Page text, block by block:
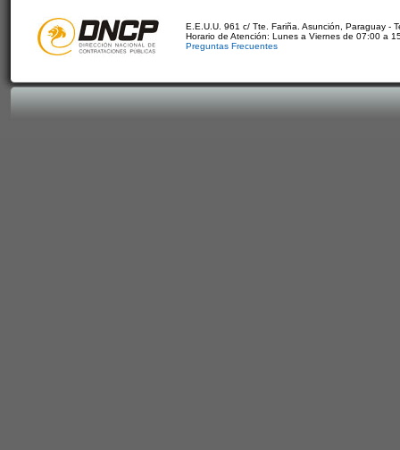
E.E.U.U. 961 c/ Tte. Fariña. Asunción, Paraguay -
Horario de Atención: Lunes a Viernes de 07:00 a
Preguntas Frecuentes